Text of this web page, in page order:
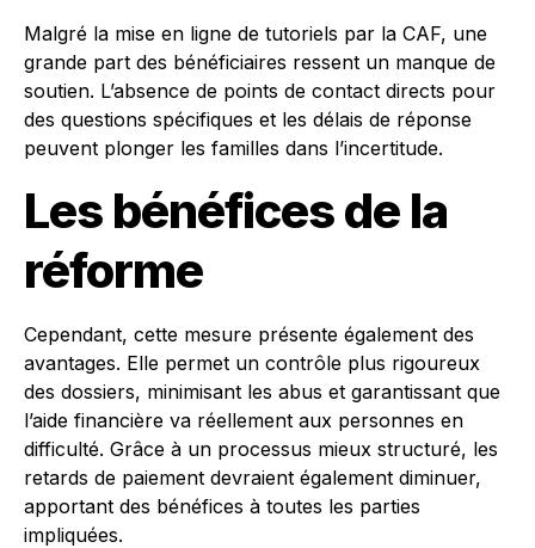
Malgré la mise en ligne de tutoriels par la CAF, une
grande part des bénéficiaires ressent un manque de
soutien. L’absence de points de contact directs pour
des questions spécifiques et les délais de réponse
peuvent plonger les familles dans l’incertitude.
Les bénéfices de la
réforme
Cependant, cette mesure présente également des
avantages. Elle permet un contrôle plus rigoureux
des dossiers, minimisant les abus et garantissant que
l’aide financière va réellement aux personnes en
difficulté. Grâce à un processus mieux structuré, les
retards de paiement devraient également diminuer,
apportant des bénéfices à toutes les parties
impliquées.